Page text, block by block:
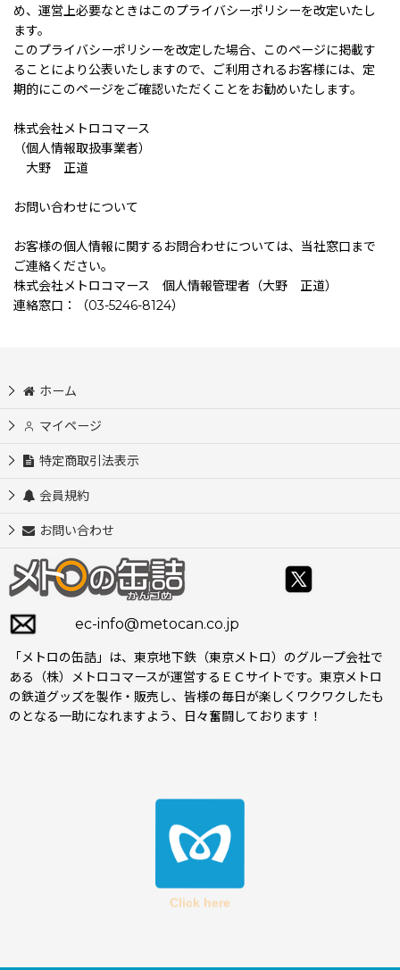
め、運営上必要なときはこのプライバシーポリシーを改定いたし
ます。
このプライバシーポリシーを改定した場合、このページに掲載す
ることにより公表いたしますので、ご利用されるお客様には、定
期的にこのページをご確認いただくことをお勧めいたします。
株式会社メトロコマース
（個人情報取扱事業者）
大野 正道
お問い合わせについて
お客様の個人情報に関するお問合わせについては、当社窓口まで
ご連絡ください。
株式会社メトロコマース 個人情報管理者（大野 正道）
連絡窓口：（03-5246-8124）
ホーム
マイページ
特定商取引法表示
会員規約
お問い合わせ
ec-info@metocan.co.jp
「メトロの缶詰」は、東京地下鉄（東京メトロ）のグループ会社で
ある（株）メトロコマースが運営するＥＣサイトです。東京メトロ
の鉄道グッズを製作・販売し、皆様の毎日が楽しくワクワクしたも
のとなる一助になれますよう、日々奮闘しております！
Click here